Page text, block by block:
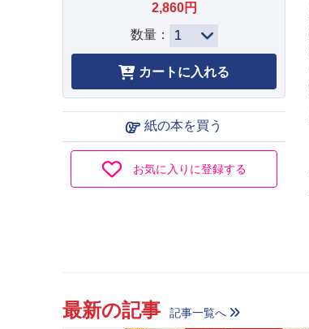
2,860円
数量：
紙の本を買う
お気に入りに登録する
最新の記事 記事一覧へ